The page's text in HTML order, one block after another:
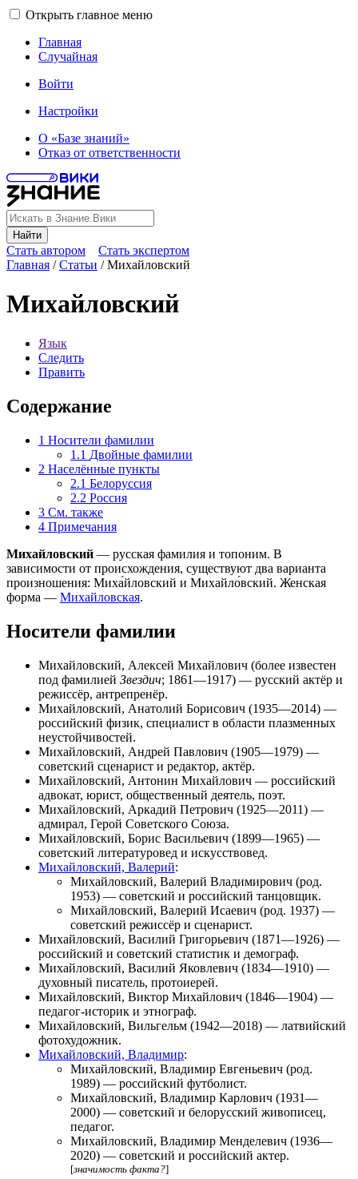
Открыть главное меню
Главная
Случайная
Войти
Настройки
О «Базе знаний»
Отказ от ответственности
Найти
Стать автором
Стать экспертом
Главная /Статьи /Михайловский
Михайловский
Язык
Следить
Править
Содержание
1 Носители фамилии
1.1 Двойные фамилии
2 Населённые пункты
2.1 Белоруссия
2.2 Россия
3 См. также
4 Примечания
Михайловский — русская фамилия и топоним. В
зависимости от происхождения, существуют два варианта
произношения: Миха́йловский и Михайло́вский. Женская
форма — Михайловская.
Носители фамилии
Михайловский, Алексей Михайлович (более известен
под фамилией Звездич; 1861—1917) — русский актёр и
режиссёр, антрепренёр.
Михайловский, Анатолий Борисович (1935—2014) —
российский физик, специалист в области плазменных
неустойчивостей.
Михайловский, Андрей Павлович (1905—1979) —
советский сценарист и редактор, актёр.
Михайловский, Антонин Михайлович — российский
адвокат, юрист, общественный деятель, поэт.
Михайловский, Аркадий Петрович (1925—2011) —
адмирал, Герой Советского Союза.
Михайловский, Борис Васильевич (1899—1965) —
советский литературовед и искусствовед.
Михайловский, Валерий:
Михайловский, Валерий Владимирович (род.
1953) — советский и российский танцовщик.
Михайловский, Валерий Исаевич (род. 1937) —
советский режиссёр и сценарист.
Михайловский, Василий Григорьевич (1871—1926) —
российский и советский статистик и демограф.
Михайловский, Василий Яковлевич (1834—1910) —
духовный писатель, протоиерей.
Михайловский, Виктор Михайлович (1846—1904) —
педагог-историк и этнограф.
Михайловский, Вильгельм (1942—2018) — латвийский
фотохудожник.
Михайловский, Владимир:
Михайловский, Владимир Евгеньевич (род.
1989) — российский футболист.
Михайловский, Владимир Карлович (1931—
2000) — советский и белорусский живописец,
педагог.
Михайловский, Владимир Менделевич (1936—
2020) — советский и российский актер.
[значимость факта?]